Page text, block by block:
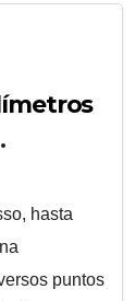
hasta
puntos